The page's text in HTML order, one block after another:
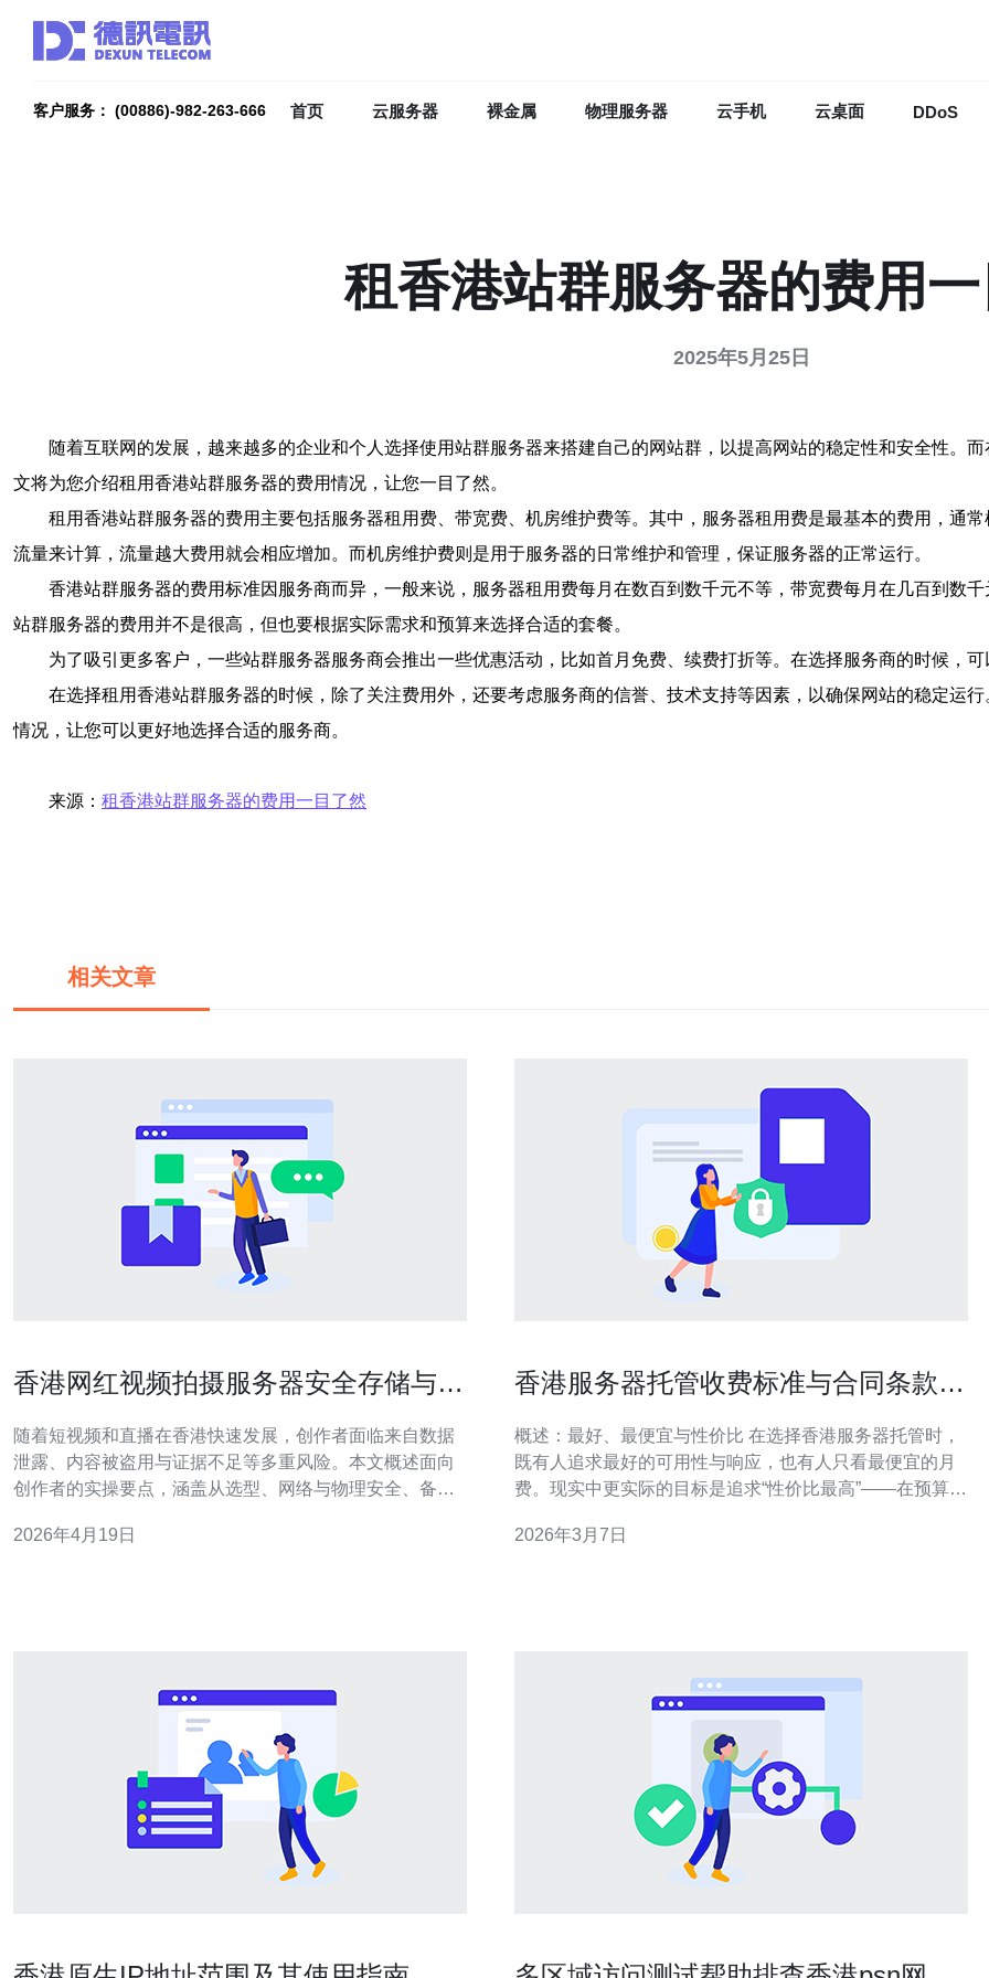
客户服务： (00886)-982-263-666 首页 云服务器 裸金属 物理服务器 云手机 云桌面 DDoS
租香港站群服务器的费用
2025年5月25日
随着互联网的发展，越来越多的企业和个人选择使用站群服务器来搭建自己的网站群，以提高网站的稳定性和安全性。
文将为您介绍租用香港站群服务器的费用情况，让您一目了然。
租用香港站群服务器的费用主要包括服务器租用费、带宽费、机房维护费等。其中，服务器租用费是最基本的费用，通
流量来计算，流量越大费用就会相应增加。而机房维护费则是用于服务器的日常维护和管理，保证服务器的正常运行。
香港站群服务器的费用标准因服务商而异，一般来说，服务器租用费每月在数百到数千元不等，带宽费每月在几百到数
站群服务器的费用并不是很高，但也要根据实际需求和预算来选择合适的套餐。
为了吸引更多客户，一些站群服务器服务商会推出一些优惠活动，比如首月免费、续费打折等。在选择服务商的时候，
在选择租用香港站群服务器的时候，除了关注费用外，还要考虑服务商的信誉、技术支持等因素，以确保网站的稳定运
情况，让您可以更好地选择合适的服务商。
来源： 租香港站群服务器的费用一目了然
相关文章
香港网红视频拍摄服务器安全存储与版
随着短视频和直播在香港快速发展，创作者面临来自数据
泄露、内容被盗用与证据不足等多重风险。本文概述面向
创作者的实操要点，涵盖从选型、网络与物理安全、备份
信赖的视频资产管理体系。 哪个存储方案更适合香港网红
2026年4月19日
香港服务器托管收费标准与合同条款谈
概述：最好、最便宜与性价比 在选择香港服务器托管时，
既有人追求最好的可用性与响应，也有人只看最便宜的月
费。现实中更实际的目标是追求“性价比最高”——在预算内
常见价格区间、合同条款与谈判技巧，帮助你在香港市场
2026年3月7日